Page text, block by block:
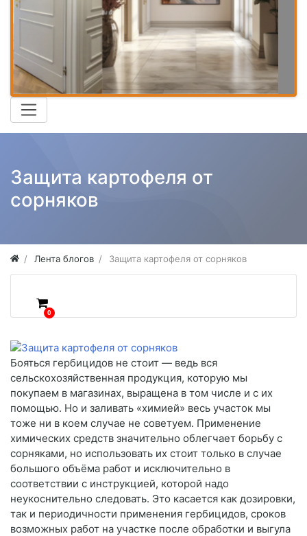
Защита картофеля от
сорняков
Лента блогов Защита картофеля от сорняков
0
Бояться гербицидов не стоит — ведь вся
сельскохозяйственная продукция, которую мы
покупаем в магазинах, выращена в том числе и с их
помощью. Но и заливать «химией» весь участок мы
тоже ни в коем случае не советуем. Применение
химических средств значительно облегчает борьбу с
сорняками, но использовать их стоит только в случае
большого объёма работ и исключительно в
соответствии с инструкцией, которой надо
неукоснительно следовать. Это касается как дозировки,
так и периодичности применения гербицидов, сроков
возможных работ на участке после обработки и выгула